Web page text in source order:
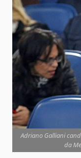
Adriano Galliani
da